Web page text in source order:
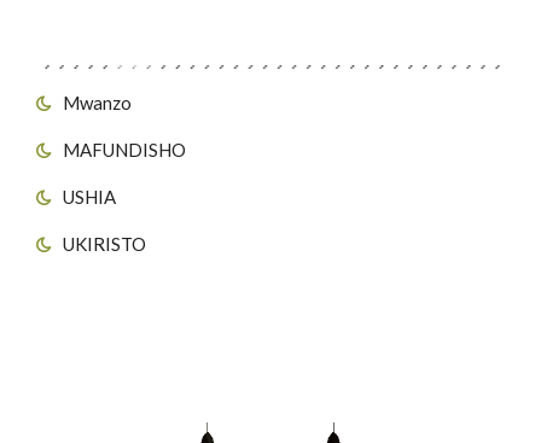
Mwanzo
MAFUNDISHO
USHIA
UKIRISTO